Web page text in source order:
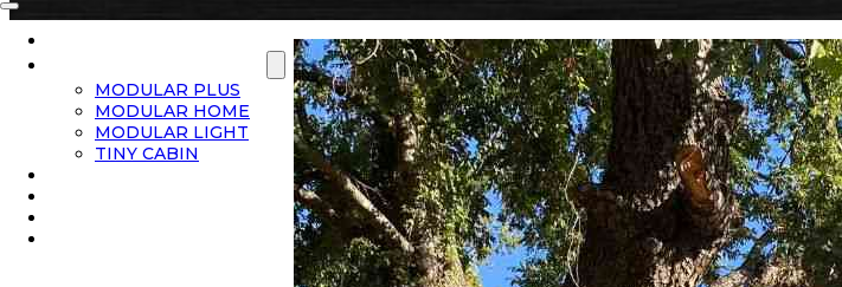
MODULAR PLUS
MODULAR HOME
MODULAR LIGHT
TINY CABIN